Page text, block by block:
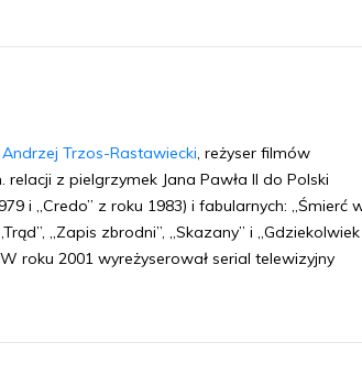
Andrzej Trzos-Rastawiecki, reżyser filmów
relacji z pielgrzymek Jana Pawła II do Polski
i „Credo” z roku 1983) i fabularnych: „Śmierć
„Zapis zbrodni”, „Skazany” i
W roku 2001 wyreżyserował serial telewizyjny